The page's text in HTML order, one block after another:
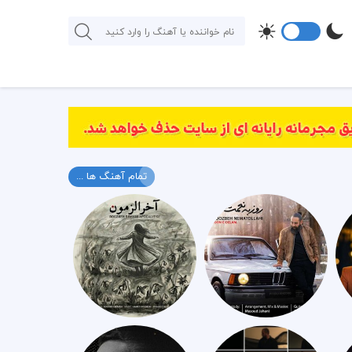
تمام آهنگ ها ...